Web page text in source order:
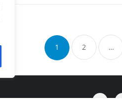
Paginación
de1 2 …